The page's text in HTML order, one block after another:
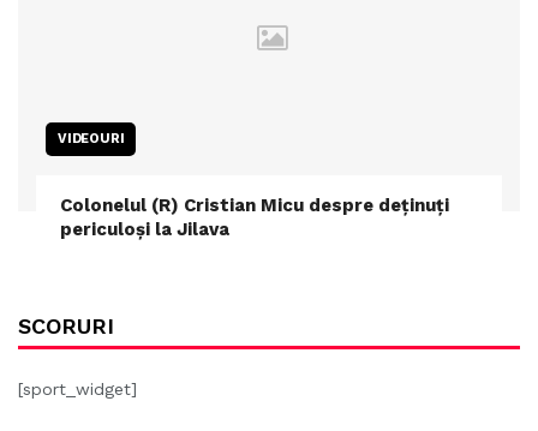
VIDEOURI
Colonelul (R) Cristian Micu despre deținuți
periculoși la Jilava
SCORURI
[sport_widget]